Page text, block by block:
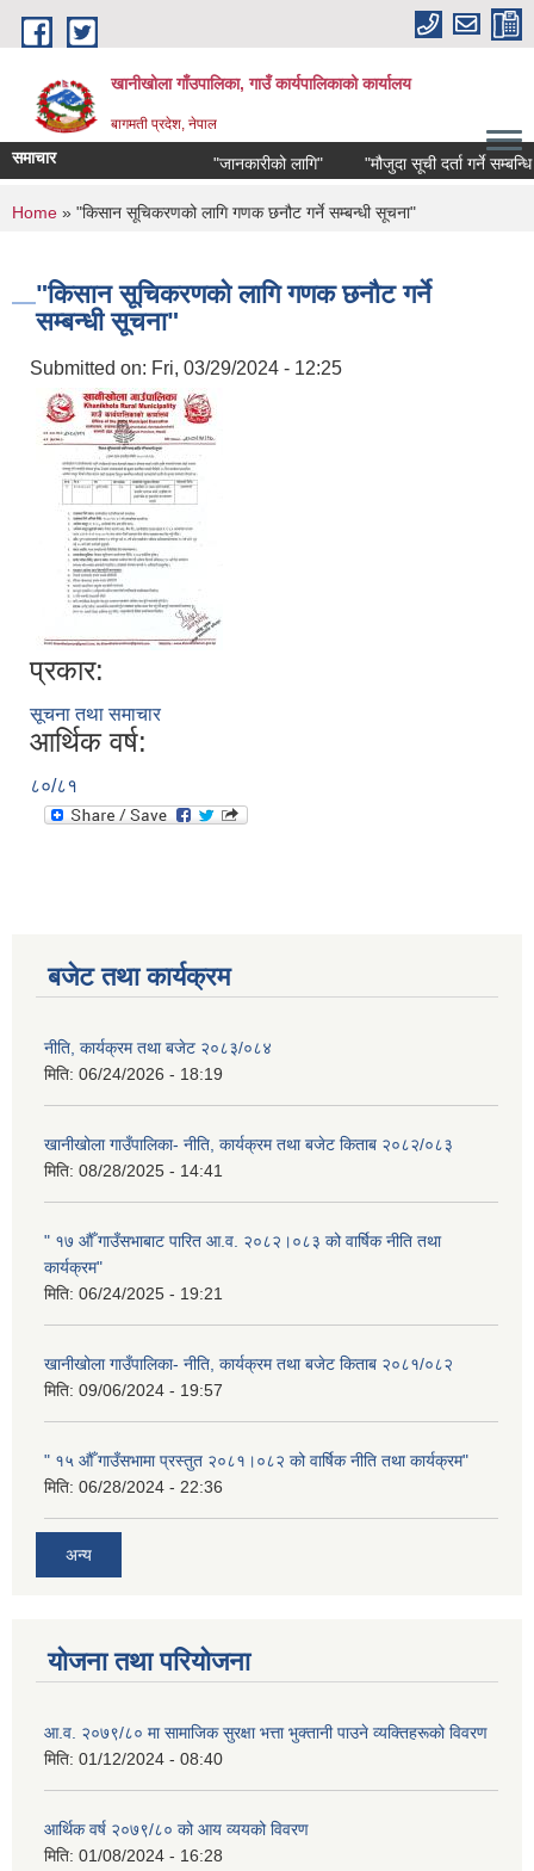
Skip to main content
खानीखोला गाँउपालिका, गाउँ कार्यपालिकाको कार्यालय
बागमती प्रदेश, नेपाल
समाचार "जानकारीको लागि" "मौजुदा सूची दर्ता गर्ने सम्बन्धि
You are here
Home » "किसान सूचिकरणको लागि गणक छनौट गर्ने सम्बन्धी सूचना"
"किसान सूचिकरणको लागि गणक छनौट गर्ने
सम्बन्धी सूचना"
Submitted on: Fri, 03/29/2024 - 12:25
प्रकार:
सूचना तथा समाचार
आर्थिक वर्ष:
८०/८१
बजेट तथा कार्यक्रम
नीति, कार्यक्रम तथा बजेट २०८३/०८४
मिति: 06/24/2026 - 18:19
खानीखोला गाउँपालिका- नीति, कार्यक्रम तथा बजेट किताब २०८२/०८३
मिति: 08/28/2025 - 14:41
" १७ औँ गाउँसभाबाट पारित आ.व. २०८२।०८३ को वार्षिक नीति तथा
कार्यक्रम"
मिति: 06/24/2025 - 19:21
खानीखोला गाउँपालिका- नीति, कार्यक्रम तथा बजेट किताब २०८१/०८२
मिति: 09/06/2024 - 19:57
" १५ औँ गाउँसभामा प्रस्तुत २०८१।०८२ को वार्षिक नीति तथा कार्यक्रम"
मिति: 06/28/2024 - 22:36
अन्य
योजना तथा परियोजना
आ.व. २०७९/८० मा सामाजिक सुरक्षा भत्ता भुक्तानी पाउने व्यक्तिहरूको विवरण
मिति: 01/12/2024 - 08:40
आर्थिक वर्ष २०७९/८० को आय व्ययको विवरण
मिति: 01/08/2024 - 16:28